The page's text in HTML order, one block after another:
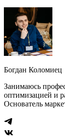
Богдан Коломиец
Занимаюсь
оптимизацией и
Основатель